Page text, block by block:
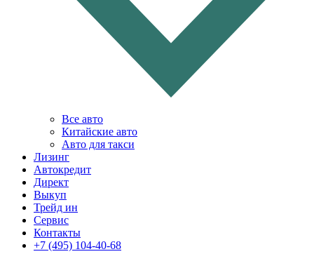
Все авто
Китайские авто
Авто для такси
Лизинг
Автокредит
Директ
Выкуп
Трейд ин
Сервис
Контакты
+7 (495) 104-40-68